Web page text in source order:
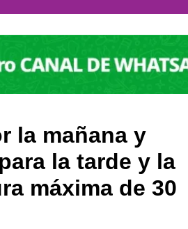
la mañana y
la tarde y la
máxima de 30